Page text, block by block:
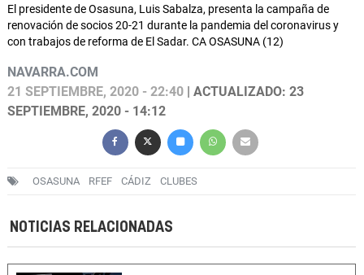
El presidente de Osasuna, Luis Sabalza, presenta la campaña de
renovación de socios 20-21 durante la pandemia del coronavirus y
con trabajos de reforma de El Sadar. CA OSASUNA (12)
NAVARRA.COM
21 SEPTIEMBRE, 2020 - 22:40 | ACTUALIZADO: 23
SEPTIEMBRE, 2020 - 14:12
OSASUNA RFEF CÁDIZ CLUBES
NOTICIAS RELACIONADAS